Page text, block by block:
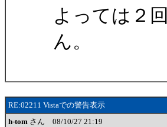
よっては２
ん。
RE:02211 Vistaでの警告表示
h-tom さん 08/10/27 21:19